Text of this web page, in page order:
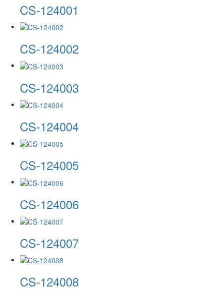
CS-124001
CS-124002
CS-124003
CS-124004
CS-124005
CS-124006
CS-124007
CS-124008